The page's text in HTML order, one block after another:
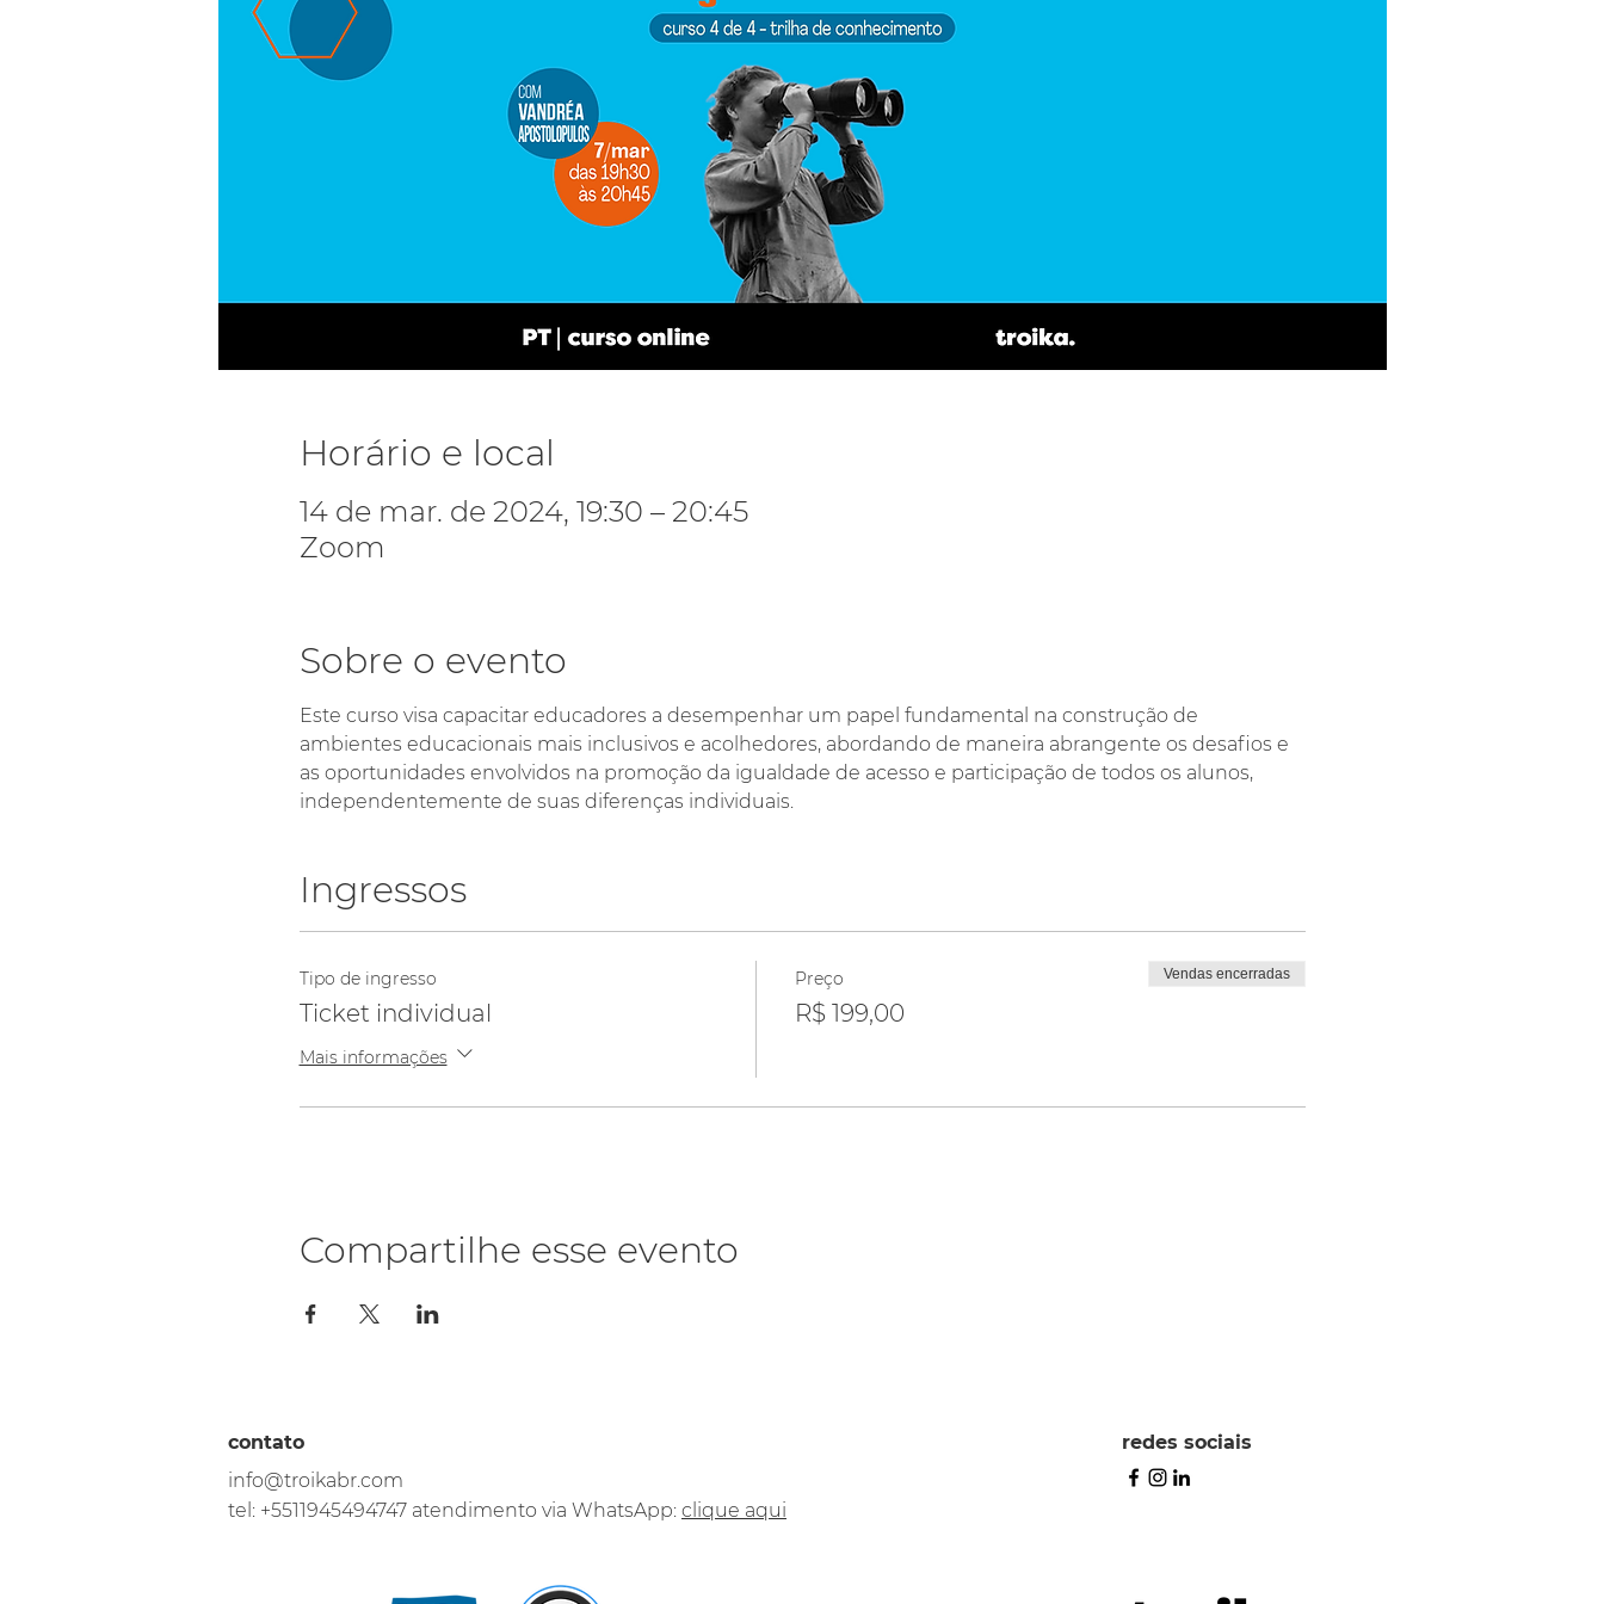
Horário e local
14 de mar. de 2024, 19:30 – 20:45
Zoom
Sobre o evento
Este curso visa capacitar educadores a desempenhar um papel fundamental na construção de
ambientes educacionais mais inclusivos e acolhedores, abordando de maneira abrangente os desafios e
as oportunidades envolvidos na promoção da igualdade de acesso e participação de todos os alunos,
independentemente de suas diferenças individuais.
Ingressos
Tipo de ingresso
Ticket individual
Mais informações
Preço
R$ 199,00
Vendas encerradas
Compartilhe esse evento
contato
info@troikabr.com
tel: +5511945494747 atendimento via WhatsApp: clique aqui
redes sociais